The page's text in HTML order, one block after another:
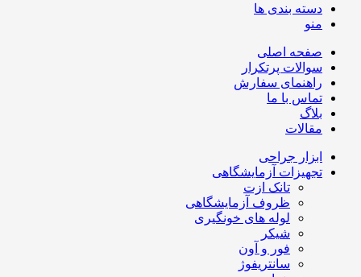
دسته بندی ها
منو
صفحه اصلی
سوالات پرتکرار
راهنمای سفارش
تماس با ما
بلاگ
مقالات
ابزار جراحی
تجهیزات آزمایشگاهی
تانک ازت
ظروف آزمایشگاهی
لوله های خونگیری
شیکر
فور و آون
سانتریفوژ